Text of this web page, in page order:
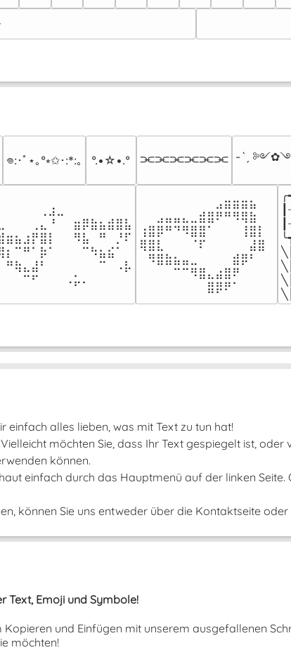
𖦹:･ﾟ⋆｡°⭒✩･:*:｡ °.•☆•.° ⫘⫘⫘⫘⫘⫘ -ˋˏ
⠀⠀⠀⠀⠀⠀⠀⠀⠀⣠⣶⣶⣶⣦⠀⠀
⠀⠀⣠⣤⣤⣄⣀⣾⣿⠟⠛⠻⢿⣷⠀
⢰⣿⡿⠛⠙⠻⣿⣿⠁⠀⠀⠀⢸⣿⡇
⢿⣿⣇⠀⠀⠀⠈⠏⠀⠀⠀⠀⠀⣼⣿⠀
⠀⠻⣿⣷⣦⣤⣀⠀⠀⠀⠀⣾⡿⠃⠀
⠀⠀⠀⠀⠉⠉⠻⣿⣄⣴⣿⠟⠀⠀⠀
⠀⠀⠀⠀⠀⠀⠀⠀⣿⡿⠟⠁⠀⠀⠀⠀
einfach alles lieben, was mit Text zu tun hat!
möchten Sie, dass Ihr Text gespiegelt ist,
können.
einfach durch das Hauptmenü auf der linken
können Sie uns entweder über die Kontaktseite
Text, Emoji und Symbole!
und Einfügen mit unserem ausgefallenen
möchten!